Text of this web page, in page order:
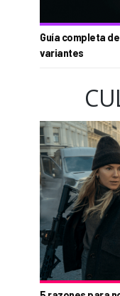
Guía completa
variantes